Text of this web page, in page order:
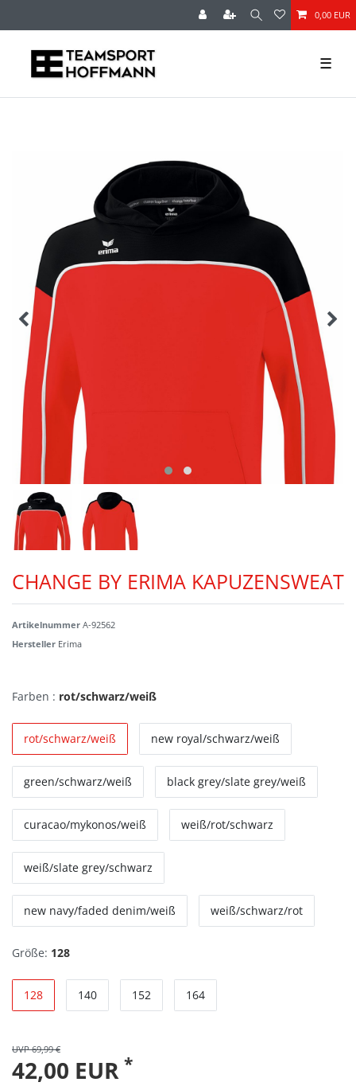
0,00 EUR
☰
CHANGE BY ERIMA KAPUZENSWEAT
Artikelnummer A-92562
Hersteller Erima
Farben : rot/schwarz/weiß
rot/schwarz/weiß new royal/schwarz/weiß
green/schwarz/weiß black grey/slate grey/weiß
curacao/mykonos/weiß weiß/rot/schwarz
weiß/slate grey/schwarz
new navy/faded denim/weiß weiß/schwarz/rot
Größe: 128
128 140 152 164
UVP 69,99 €
42,00 EUR *